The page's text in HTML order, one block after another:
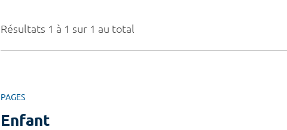
Résultats 1 à 1 sur 1 au total
PAGES
Enfant